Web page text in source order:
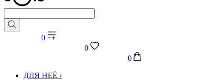
0
0
0
ДЛЯ НЕЁ ›